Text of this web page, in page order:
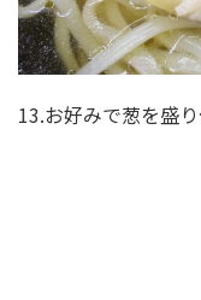
13.お好みで葱を盛り